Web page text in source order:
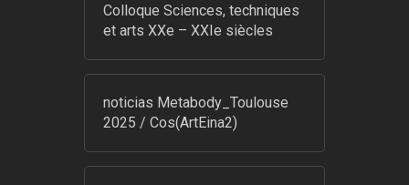
Colloque Sciences, techniques
et arts XXe – XXIe siècles
noticias Metabody_Toulouse
2025 / Cos(ArtEina2)